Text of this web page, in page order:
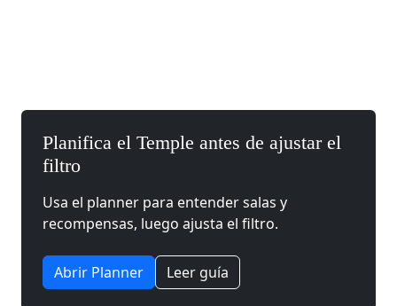
Planifica el Temple antes de ajustar el
filtro
Usa el planner para entender salas y
recompensas, luego ajusta el filtro.
Abrir Planner Leer guía